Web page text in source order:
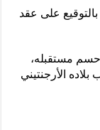
على عقد
مستقبله،
الأرجنتيني